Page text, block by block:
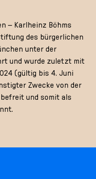
– Karlheinz Böhms
des bürgerlichen
unter der
und wurde zuletzt mit
(gültig bis 4. Juni
Zwecke von der
und somit als